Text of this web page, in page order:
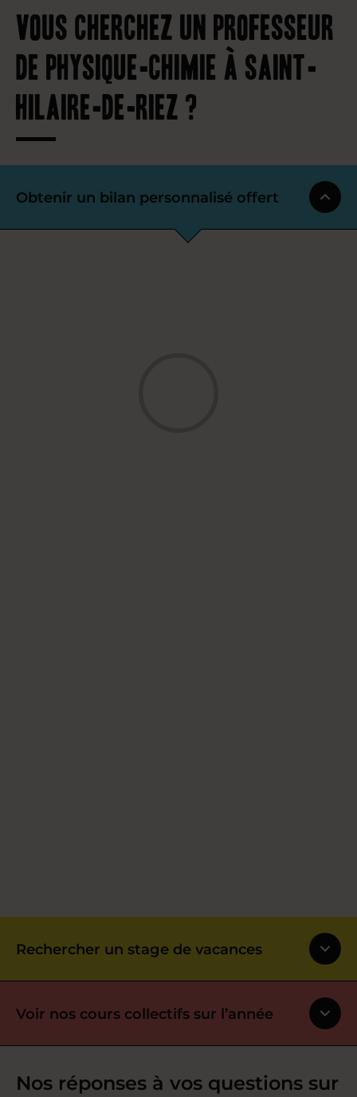
Vous cherchez un professeur
de physique-chimie à Saint-
Hilaire-de-Riez ?
Obtenir un bilan personnalisé offert
Rechercher un stage de vacances
Voir nos cours collectifs sur l’année
Nos réponses à vos questions sur